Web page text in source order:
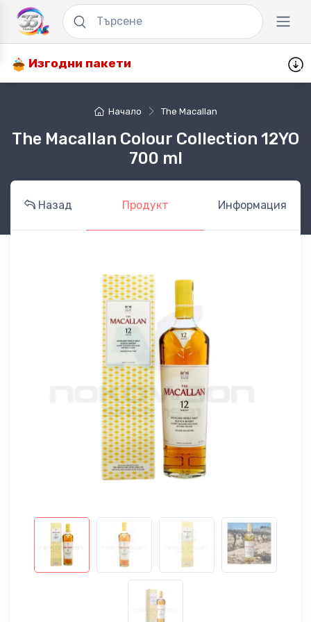
Изгодни пакети
Начало The Macallan
The Macallan Colour Collection 12YO
700 ml
Назад Продукт Информация